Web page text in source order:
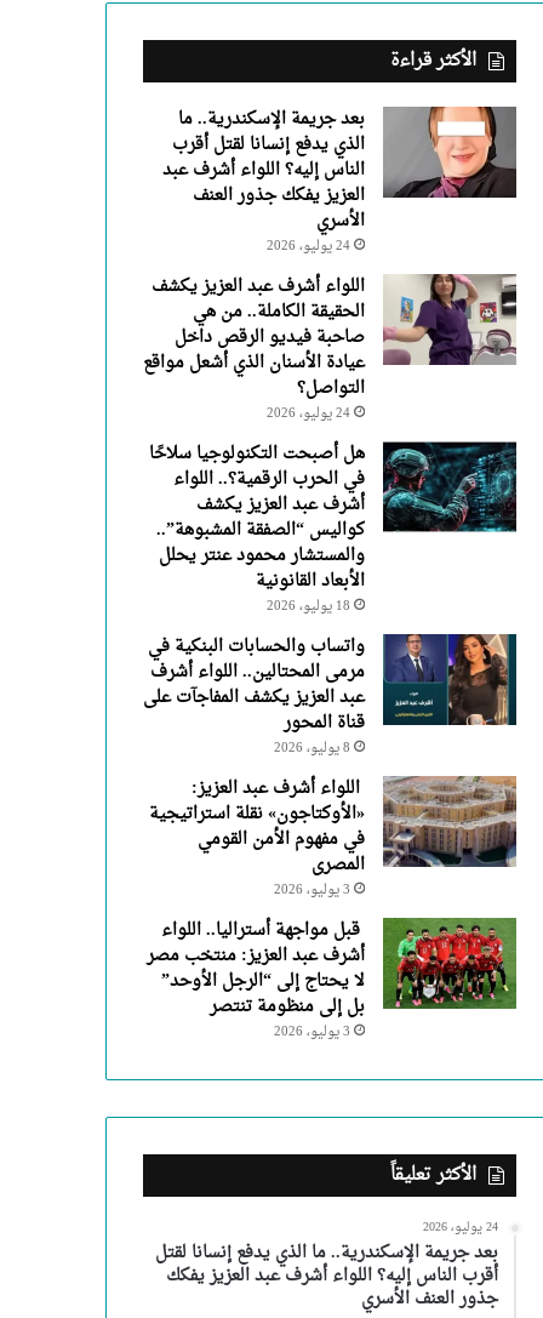
يفكك
جذور
العنف
الأسري
الأكثر قراءة
بعد جريمة الإسكندرية.. ما
الذي يدفع إنسانا لقتل أقرب
الناس إليه؟ اللواء أشرف عبد
العزيز يفكك جذور العنف
الأسري
24 يوليو، 2026
اللواء أشرف عبد العزيز يكشف
الحقيقة الكاملة.. من هي
صاحبة فيديو الرقص داخل
عيادة الأسنان الذي أشعل مواقع
التواصل؟
24 يوليو، 2026
هل أصبحت التكنولوجيا سلاحًا
في الحرب الرقمية؟.. اللواء
أشرف عبد العزيز يكشف
كواليس “الصفقة المشبوهة”..
والمستشار محمود عنتر يحلل
الأبعاد القانونية
18 يوليو، 2026
واتساب والحسابات البنكية في
مرمى المحتالين.. اللواء أشرف
عبد العزيز يكشف المفاجآت على
قناة المحور
8 يوليو، 2026
اللواء أشرف عبد العزيز:
«الأوكتاجون» نقلة استراتيجية
في مفهوم الأمن القومي
المصرى
3 يوليو، 2026
قبل مواجهة أستراليا.. اللواء
أشرف عبد العزيز: منتخب مصر
لا يحتاج إلى “الرجل الأوحد”
بل إلى منظومة تنتصر
3 يوليو، 2026
الأكثر تعليقاً
24 يوليو، 2026
بعد جريمة الإسكندرية.. ما الذي يدفع إنسانا لقتل
أقرب الناس إليه؟ اللواء أشرف عبد العزيز يفكك
جذور العنف الأسري